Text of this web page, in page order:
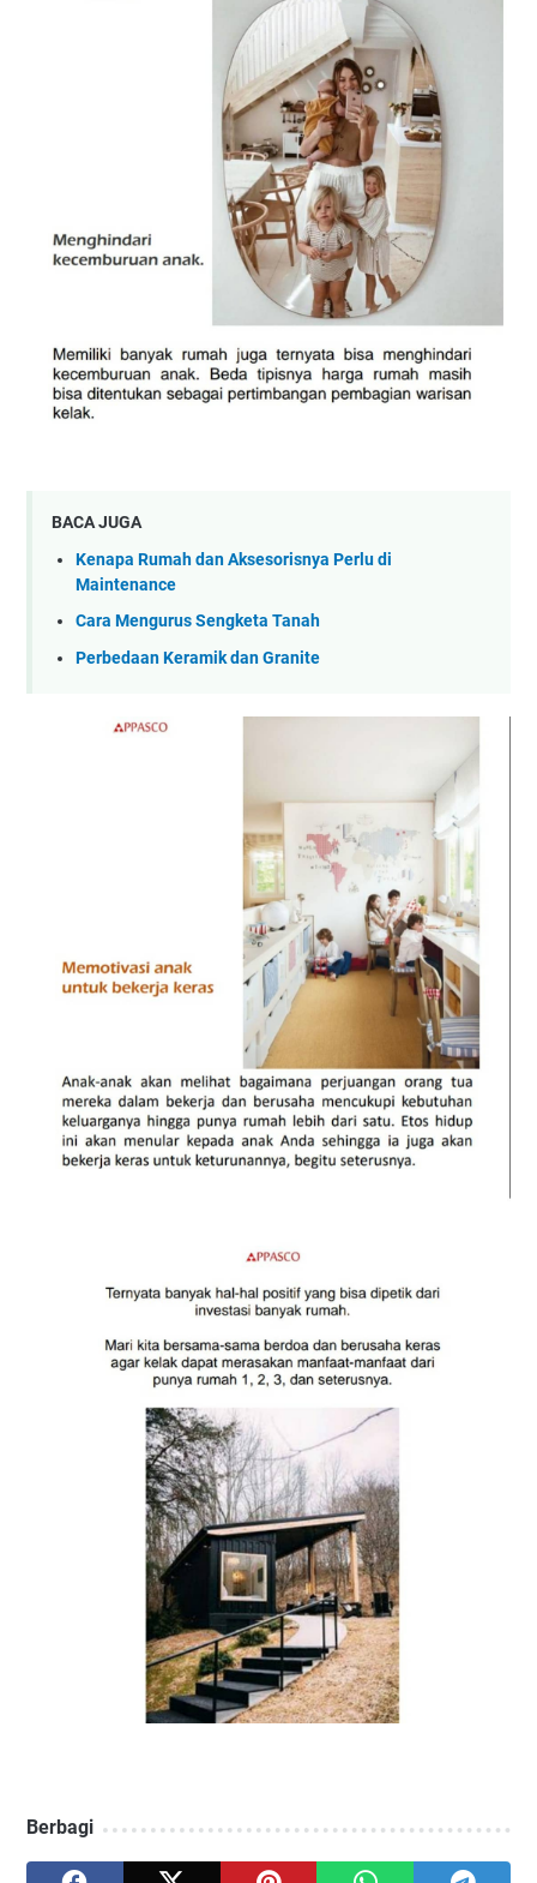
BACA JUGA
Kenapa Rumah dan Aksesorisnya Perlu di
Maintenance
Cara Mengurus Sengketa Tanah
Perbedaan Keramik dan Granite
Berbagi